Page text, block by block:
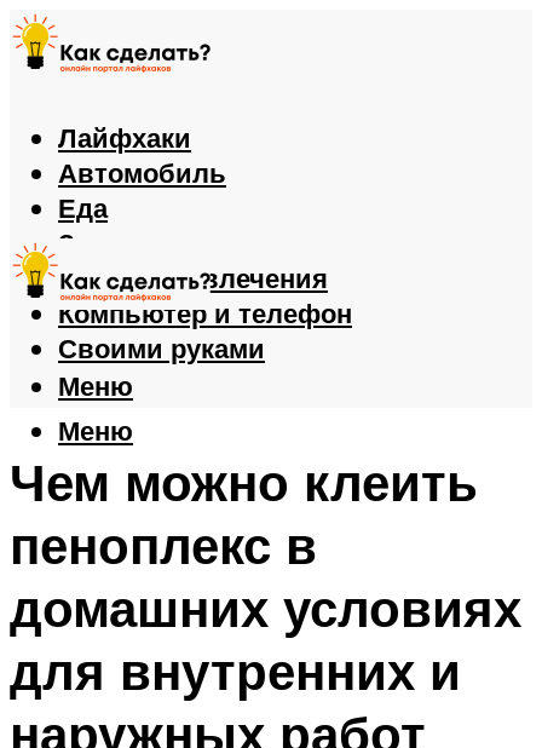
Лайфхаки
Автомобиль
Еда
Здоровье
Игры и развлечения
Компьютер и телефон
Своими руками
Меню
Меню
Чем можно клеить
пеноплекс в
домашних условиях
для внутренних и
наружных работ